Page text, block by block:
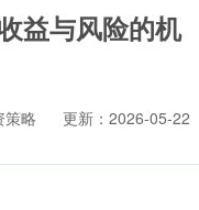
益与风险的机
策略
更新：2026-05-22